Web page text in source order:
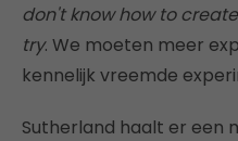
don't know how to
try. We moeten meer
kennelijk vreemde
Sutherland haalt er een